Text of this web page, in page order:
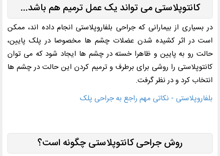
کانتوپلاستی می تواند یک عمل ترمیم هم باشد...
در بسیاری از بیمارانی که جراحی بلفاروپلاستی انجام داده اند، ممکن
است در اثر کشیده شدن عضلات چشم ها مخصوصا در پلک پایین،
حالت رو به پایین و ظاهرا خسته در چشم ها ایجاد شود که می توان
کانتوپلاستی را روشی برای برطرف و ترمیم کردن این حالت در چشم ها
انتخاب کرد و در نظر گرفت.
بلفاروپلاستی - نکاتی مهم راجع به جراحی پلک
روش جراحی کانتوپلاستی چگونه است؟